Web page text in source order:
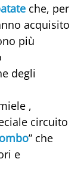
che, per
acquisito
più
degli
,
circuito
” che
e